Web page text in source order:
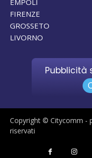
EMPOLI
FIRENZE
GROSSETO
LIVORNO
Pubblicità
Copyright © Citycomm -
riservati